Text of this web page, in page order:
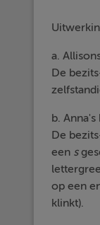
a.
De
b. Anna's
De
een s
op een
klinkt).